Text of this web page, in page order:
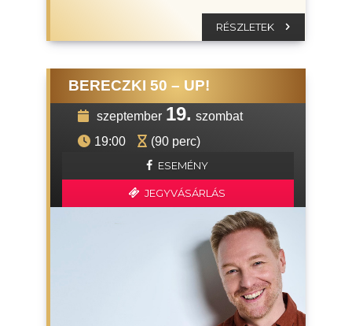
RÉSZLETEK
BERECZKI 50 – UP!
szeptember 19. szombat
19:00
(90 perc)
ESEMÉNY
JEGYVÁSÁRLÁS